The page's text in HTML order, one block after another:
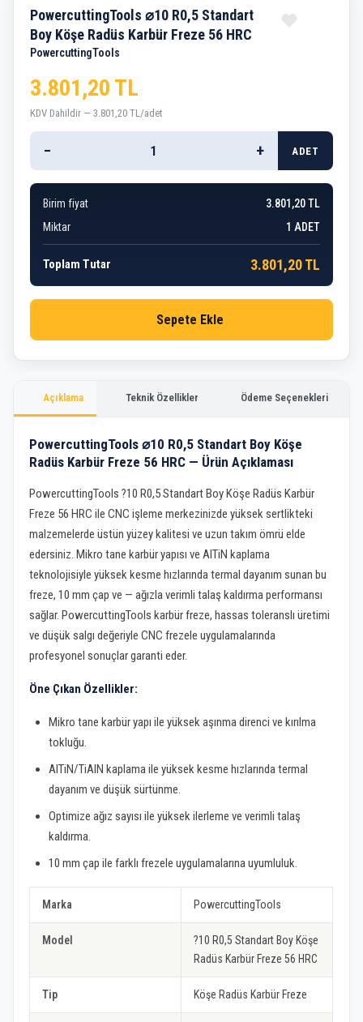
Açıklama Teknik Özellikler Ödeme Seçenekleri
PowercuttingTools ⌀10 R0,5 Standart Boy Köşe
Radüs Karbür Freze 56 HRC — Ürün Açıklaması
PowercuttingTools ?10 R0,5 Standart Boy Köşe Radüs Karbür
Freze 56 HRC ile CNC işleme merkezinizde yüksek sertlikteki
malzemelerde üstün yüzey kalitesi ve uzun takım ömrü elde
edersiniz. Mikro tane karbür yapısı ve AlTiN kaplama
teknolojisiyle yüksek kesme hızlarında termal dayanım sunan bu
freze, 10 mm çap ve — ağızla verimli talaş kaldırma performansı
sağlar. PowercuttingTools karbür freze, hassas toleranslı üretimi
ve düşük salgı değeriyle CNC frezele uygulamalarında
profesyonel sonuçlar garanti eder.
Öne Çıkan Özellikler:
Mikro tane karbür yapı ile yüksek aşınma direnci ve kırılma
tokluğu.
AlTiN/TiAlN kaplama ile yüksek kesme hızlarında termal
dayanım ve düşük sürtünme.
Optimize ağız sayısı ile yüksek ilerleme ve verimli talaş
kaldırma.
10 mm çap ile farklı frezele uygulamalarına uyumluluk.
Marka PowercuttingTools
Model
?10 R0,5 Standart Boy Köşe
Radüs Karbür Freze 56 HRC
Tip Köşe Radüs Karbür Freze
PowercuttingTools ⌀10 R0,5 Standart
Boy Köşe Radüs Karbür Freze 56 HRC
PowercuttingTools
3.801,20 TL
KDV Dahildir — 3.801,20 TL/adet
− + ADET
Birim fiyat
3.801,20 TL
Miktar
1 ADET
Toplam Tutar 3.801,20 TL
Sepete Ekle